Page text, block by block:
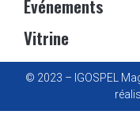
Événements
Vitrine
© 2023 – IGOSPEL